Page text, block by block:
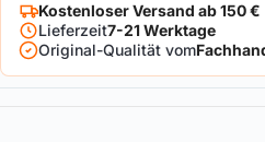
Kostenloser Versand ab 150 €
Lieferzeit7-21 Werktage
Original-Qualität vom